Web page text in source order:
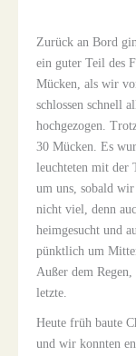
Zurück an Bord
ein guter Teil des
Mücken, als wir
schlossen schnell
hochgezogen.
30 Mücken. Es
leuchteten mit der
um uns, sobald
nicht viel, denn
heimgesucht und
pünktlich um
Außer dem
letzte.
Heute früh baute
und wir konnten